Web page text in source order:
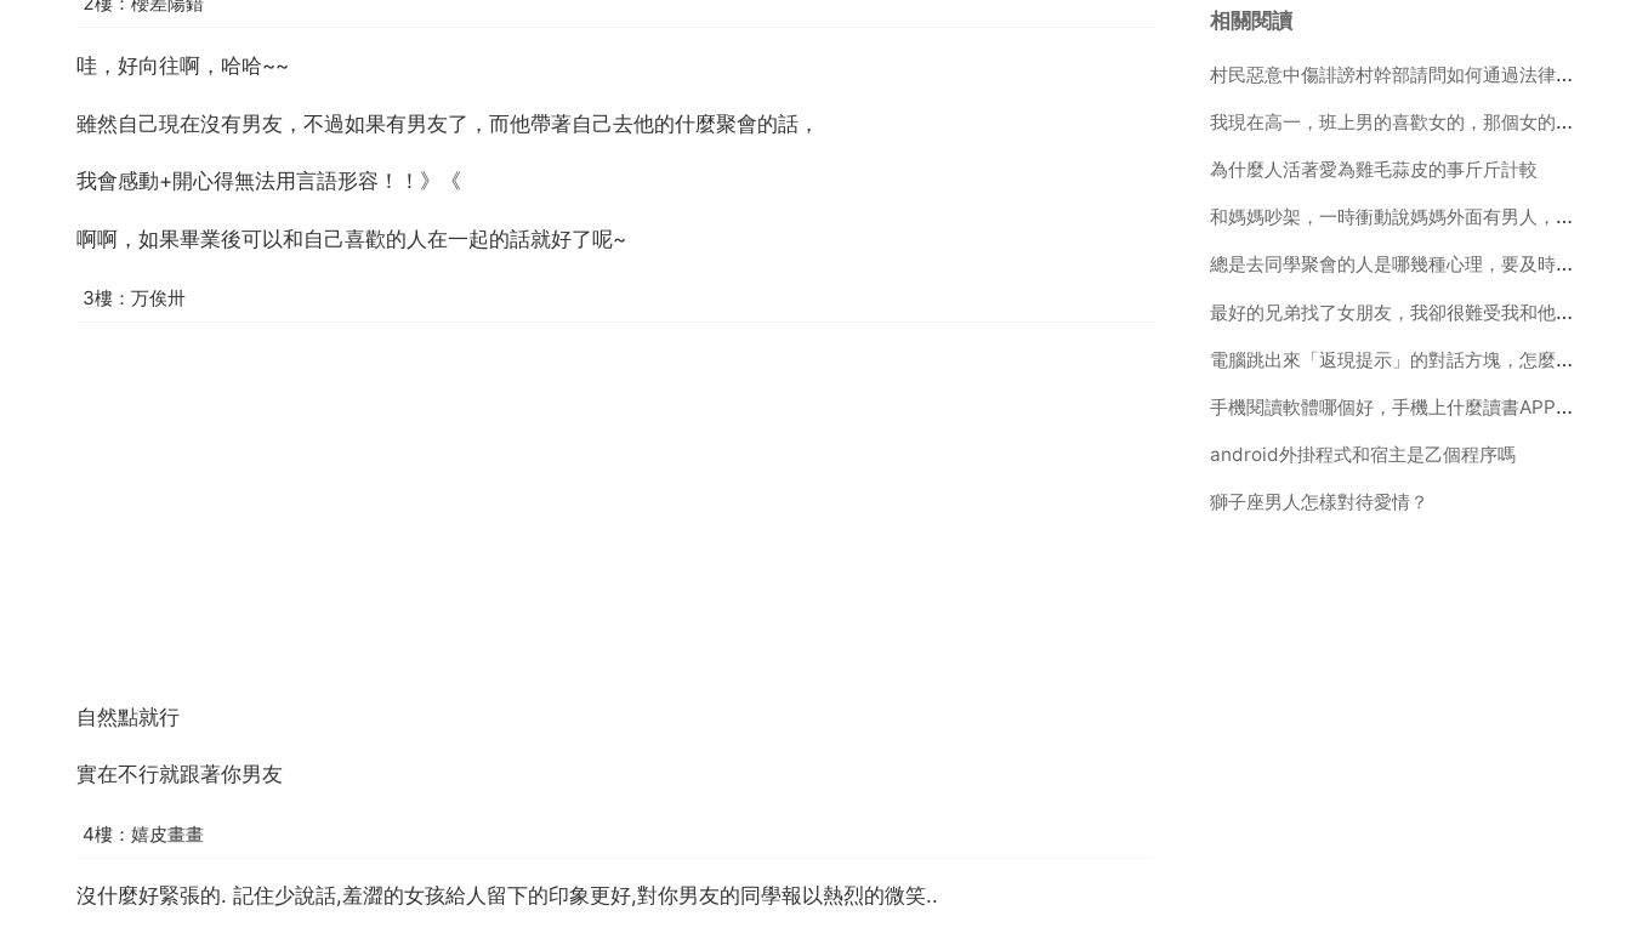
哇，好向往啊，哈哈~~
雖然自己現在沒有男友，不過如果有男友了，而他帶著自己去他的什麼聚會的話，
我會感動+開心得無法用言語形容！！》《
啊啊，如果畢業後可以和自己喜歡的人在一起的話就好了呢~
3樓：万俟卅
自然點就行
實在不行就跟著你男友
4樓：嬉皮畫畫
沒什麼好緊張的. 記住少說話,羞澀的女孩給人留下的印象更好,對你男友的同學報以熱烈的微笑..
相關閱讀
村民惡意中傷誹謗村幹部請問如何通過法律途徑解決此事
我現在高一，班上男的喜歡女的，那個女的跟我同宿舍，他追她，但是她不肯答應，而他也很害羞，沒
為什麼人活著愛為雞毛蒜皮的事斤斤計較
和媽媽吵架，一時衝動說媽媽外面有男人，導致媽媽對我很失望，離家出走，現在就剩我人在家了，我想讓
總是去同學聚會的人是哪幾種心理，要及時遠離
最好的兄弟找了女朋友，我卻很難受我和他是高中同學，認識十多年了，我們關係很好，幾乎都是形影不離。昨
電腦跳出來「返現提示」的對話方塊，怎麼去掉啊？
手機閱讀軟體哪個好，手機上什麼讀書APP最好啊
android外掛程式和宿主是乙個程序嗎
獅子座男人怎樣對待愛情？